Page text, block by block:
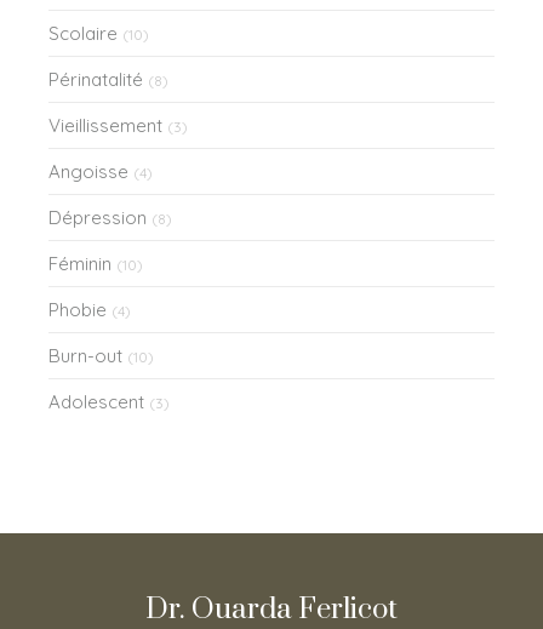
Scolaire (10)
Périnatalité (8)
Vieillissement (3)
Angoisse (4)
Dépression (8)
Féminin (10)
Phobie (4)
Burn-out (10)
Adolescent (3)
Dr. Ouarda Ferlicot